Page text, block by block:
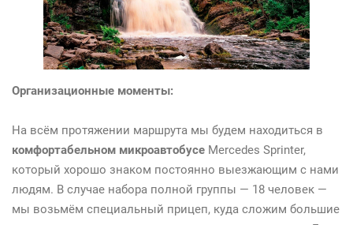
Организационные моменты:
На всём протяжении маршрута мы будем находиться в
комфортабельном микроавтобусе Mercedes Sprinter,
который хорошо знаком постоянно выезжающим с нами
людям. В случае набора полной группы — 18 человек —
мы возьмём специальный прицеп, куда сложим большие